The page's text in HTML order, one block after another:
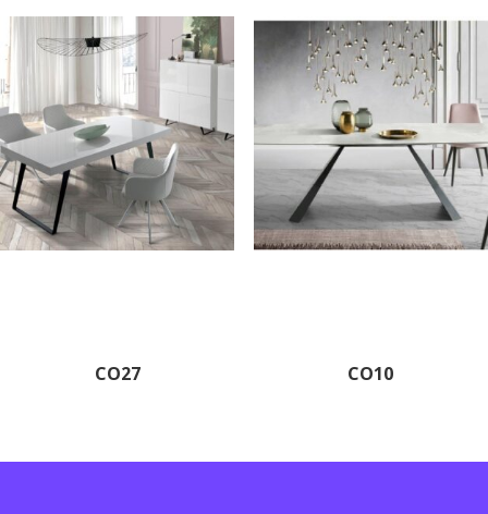
CO27 CO10